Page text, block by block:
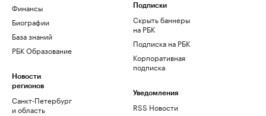
Финансы
Биографии
База знаний
РБК Образование
Новости
регионов
Санкт-Петербург
и область
Подписки
Скрыть баннеры
на РБК
Подписка на РБК
Корпоративная
подписка
Уведомления
RSS Новости